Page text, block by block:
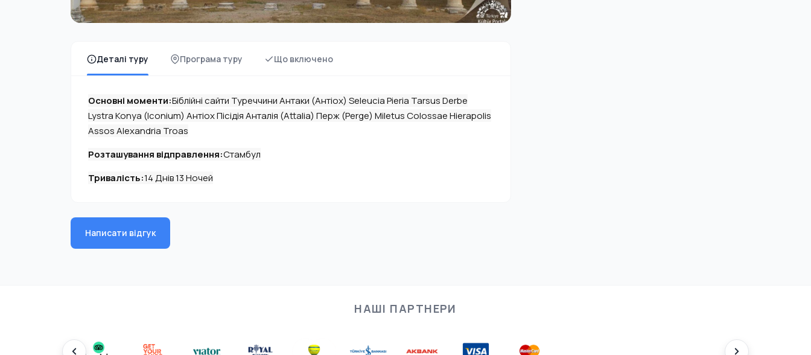
Деталі туру Програма туру Що включено
Основні моменти:Біблійні сайти Туреччини Антаки (Антіох) Seleucia Pieria Tarsus Derbe
Lystra Konya (Iconium) Антіох Пісідія Анталія (Attalia) Перж (Perge) Miletus Colossae Hierapolis
Assos Alexandria Troas
Розташування відправлення:Стамбул
Тривалість:14 Днів 13 Ночей
Написати відгук
НАШІ ПАРТНЕРИ